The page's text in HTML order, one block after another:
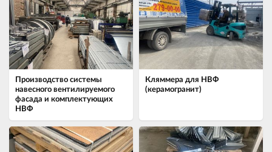
Производство системы
навесного вентилируемого
фасада и комплектующих
НВФ
Кляммера для НВФ
(керамогранит)